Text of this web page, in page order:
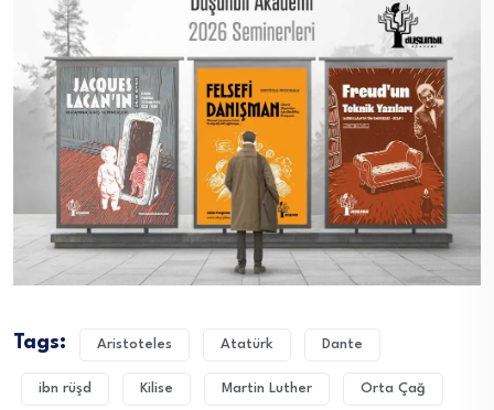
Tags: Aristoteles Atatürk Dante
ibn rüşd Kilise Martin Luther Orta Çağ